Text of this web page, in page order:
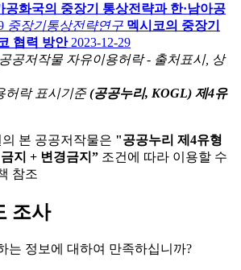
공화국의 중장기 통상전략과 한·남아공
중장기통상전략연구 멕시코의 중장기
협력 방안 2023-12-29
허락 표시기준 (공공누리, KOGL) 제4유
본 공공저작물은 "공공누리 제4유형
지 + 변경금지” 조건에 따라 이용할 수
참조
조사
는 정보에 대하여 만족하십니까?